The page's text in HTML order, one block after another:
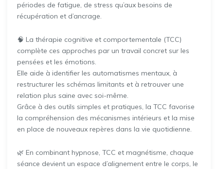
périodes de fatigue, de stress qu’aux besoins de
récupération et d’ancrage.
🧠 La thérapie cognitive et comportementale (TCC)
complète ces approches par un travail concret sur les
pensées et les émotions.
Elle aide à identifier les automatismes mentaux, à
restructurer les schémas limitants et à retrouver une
relation plus saine avec soi-même.
Grâce à des outils simples et pratiques, la TCC favorise
la compréhension des mécanismes intérieurs et la mise
en place de nouveaux repères dans la vie quotidienne.
🌿 En combinant hypnose, TCC et magnétisme, chaque
séance devient un espace d’alignement entre le corps, le